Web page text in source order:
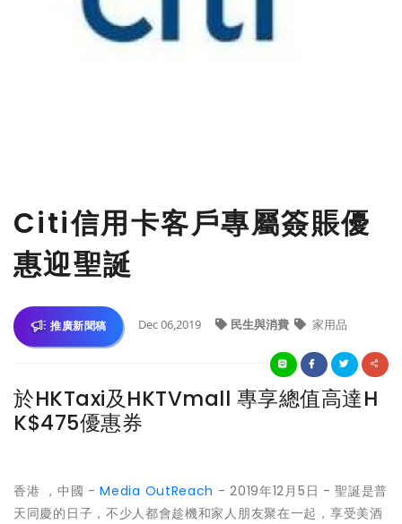
Citi信用卡客戶專屬簽賬優
惠迎聖誕
推廣新聞稿 Dec 06,2019 民生與消費 家用品
於HKTaxi及HKTVmall 專享總值高達H
K$475優惠券
香港 ，中國 -Media OutReach - 2019年12月5日 - 聖誕是普
天同慶的日子，不少人都會趁機和家人朋友聚在一起，享受美酒